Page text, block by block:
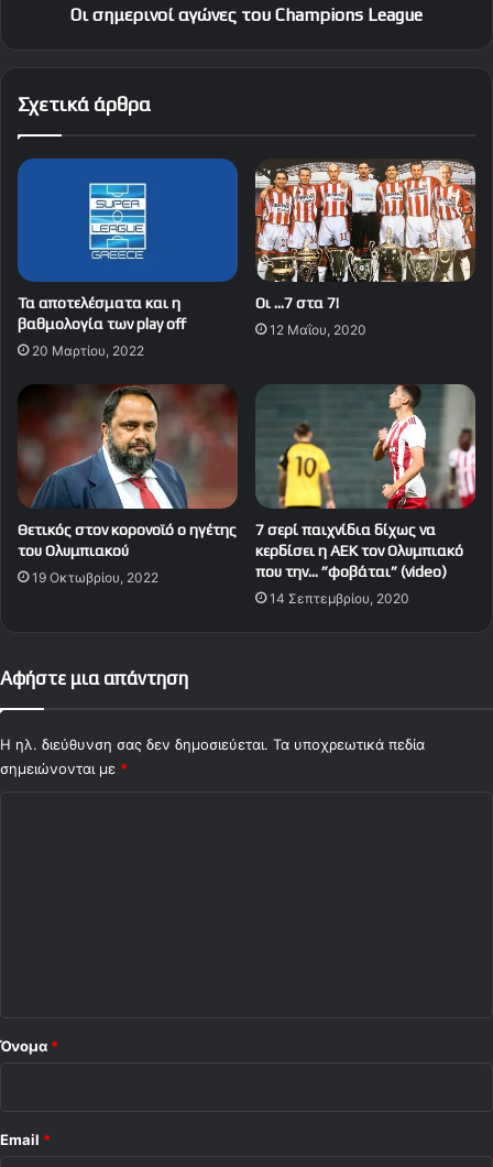
Οι σημερινοί αγώνες του Champions League
Σχετικά άρθρα
Τα αποτελέσματα και η
βαθμολογία των play off
20 Μαρτίου, 2022
Οι …7 στα 7!
12 Μαΐου, 2020
Θετικός στον κορονοϊό ο ηγέτης
του Ολυμπιακού
19 Οκτωβρίου, 2022
7 σερί παιχνίδια δίχως να
κερδίσει η ΑΕΚ τον Ολυμπιακό
που την… ”φοβάται” (video)
14 Σεπτεμβρίου, 2020
Αφήστε μια απάντηση
Η ηλ. διεύθυνση σας δεν δημοσιεύεται. Τα υποχρεωτικά πεδία
σημειώνονται με *
Όνομα *
Email *